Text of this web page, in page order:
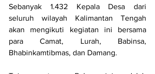
Sebanyak 1.432 Kepala Desa dari
seluruh wilayah Kalimantan Tengah
akan mengikuti kegiatan ini bersama
para Camat, Lurah, Babinsa,
Bhabinkamtibmas, dan Damang.